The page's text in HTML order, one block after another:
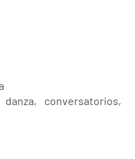
conversatorios,